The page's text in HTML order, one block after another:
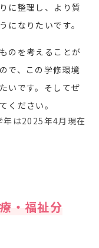
に整理し、より質
になりたいです。
のを考えることが
で、この学修環境
いです。そしてぜ
ください。
は2025年4月現在
療・福祉分